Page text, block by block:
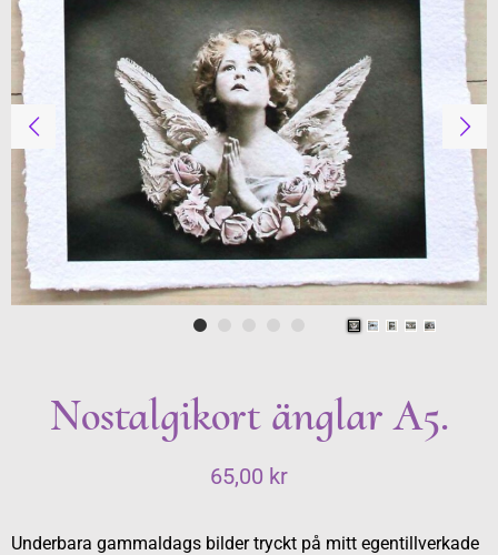
Nostalgikort änglar A5.
65,00 kr
Underbara gammaldags bilder tryckt på mitt egentillverkade